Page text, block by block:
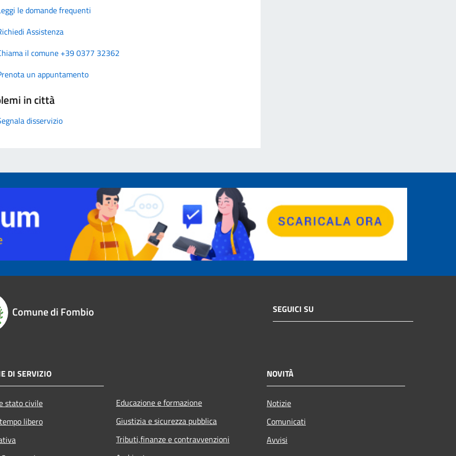
le domande frequenti
Assistenza
il comune +39 0377 32362
un appuntamento
in città
disservizio
Comune di Fombio SEGUICI SU
DI SERVIZIO
stato civile
libero
Educazione e formazione
Giustizia e sicurezza pubblica
Tributi,finanze e contravvenzioni
NOVITÀ
Notizie
Comunicati
Avvisi